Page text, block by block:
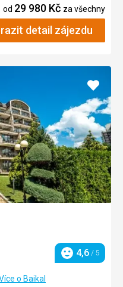
od 29 980 Kč za všechny
detail zájezdu
Hodnocení
4,6 / 5
o Baikal
Přidat